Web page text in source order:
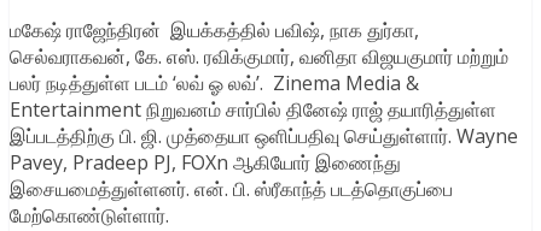
மகேஷ் ராஜேந்திரன் இயக்கத்தில் பவிஷ், நாக துர்கா,
செல்வராகவன், கே. எஸ். ரவிக்குமார், வனிதா விஜயகுமார் மற்றும்
பலர் நடித்துள்ள படம் ‘லவ் ஓ லவ்’. Zinema Media &
Entertainment நிறுவனம் சார்பில் தினேஷ் ராஜ் தயாரித்துள்ள
இப்படத்திற்கு பி. ஜி. முத்தையா ஒளிப்பதிவு செய்துள்ளார். Wayne
Pavey, Pradeep PJ, FOXn ஆகியோர் இணைந்து
இசையமைத்துள்ளனர். என். பி. ஸ்ரீகாந்த் படத்தொகுப்பை
மேற்கொண்டுள்ளார்.